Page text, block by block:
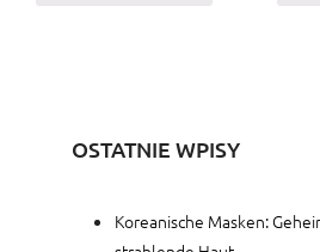
OSTATNIE WPISY
Koreanische Masken: